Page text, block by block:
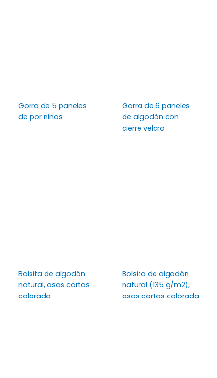
Gorra de 5 paneles
de por ninos
Gorra de 6 paneles
de algodón con
cierre velcro
Bolsita de algodón
natural, asas cortas
colorada
Bolsita de algodón
natural (135 g/m2),
asas cortas colorada